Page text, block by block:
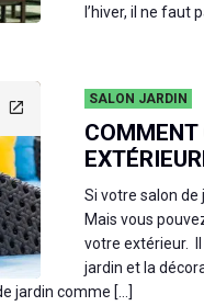
l’hiver, il ne faut
SALON JARDIN
COMMENT
Si votre salon de
Mais vous
votre extérieur.
jardin et la
jardin comme […]